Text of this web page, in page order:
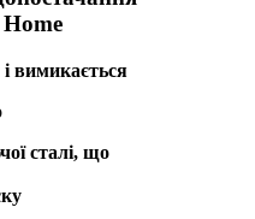
вимикається
сталі, що